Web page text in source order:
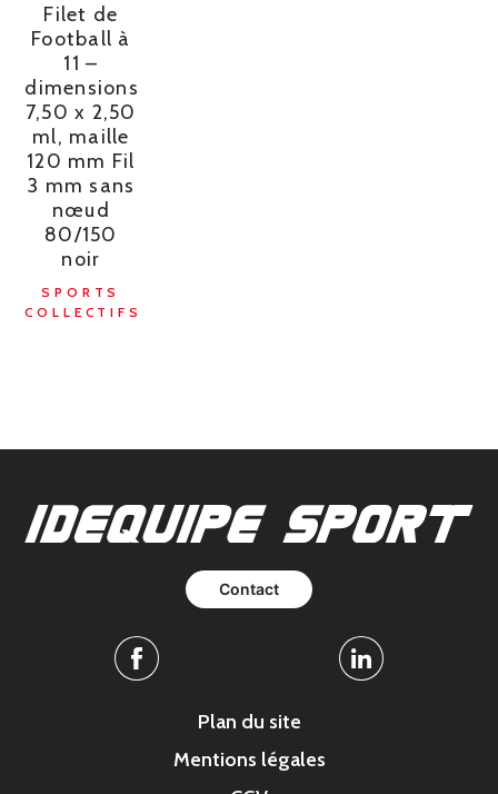
Filet de
Football à
11 –
dimensions
7,50 x 2,50
ml, maille
120 mm Fil
3 mm sans
nœud
80/150
noir
SPORTS
COLLECTIFS
Contact
Facebook Linkedin
Plan du site
Mentions légales